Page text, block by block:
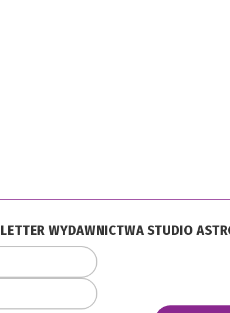
WYDAWNICTWA STUDIO